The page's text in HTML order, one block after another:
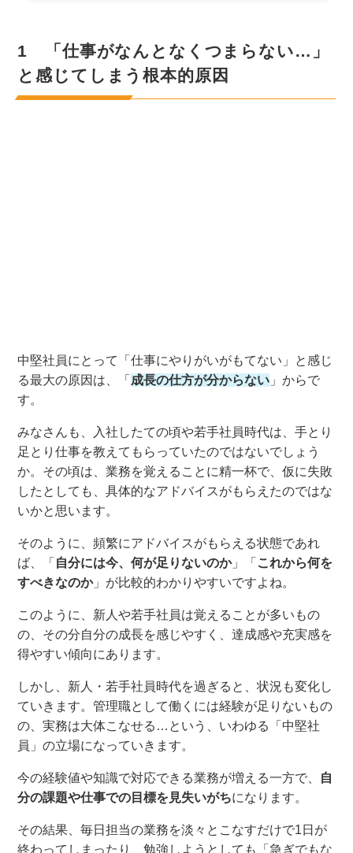
1 「仕事がなんとなくつまらない…」
と感じてしまう根本的原因
中堅社員にとって「仕事にやりがいがもてない」と感じ
る最大の原因は、「 成長の仕方が分からない 」からで
す。
みなさんも、入社したての頃や若手社員時代は、手とり
足とり仕事を教えてもら っていたのではないでしょう
か。 その頃は、業務を覚えることに精一杯で、仮に失敗
したとしても 、具体的なアドバイスがもらえたのではな
いかと思います。
そのように、頻繁にアドバイスがもらえる状態であれ
ば、「 自分には今、何が足りないのか」「 これから何を
すべきなのか」 が比較的わかりやすいですよね。
このように、 新人や若手社員は覚えることが多い もの
の 、その分自分の成長を感じやすく、達成感や充実感を
得やすい傾向にあります。
しかし、新人・若手社員時代を過ぎると、状況 も変化し
ていきます。管理職として働く には経験が足りないもの
の、実務は大体こなせる … という
、いわゆる「中堅社
員」の立場になっていきます。
今の経験値や知識で対応できる業務が増える一方で
自
分の課題や仕事での目標を見失いがちになります。
その結果、毎日担当の業務を淡々とこなすだけで1日が
終わってしまったり、勉強しようとしても「急ぎでもな